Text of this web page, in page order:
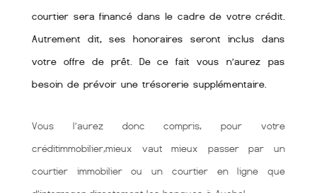
courtier sera financé dans le cadre de votre crédit.
Autrement dit, ses honoraires seront inclus dans
votre offre de prêt. De ce fait vous n’aurez pas
besoin de prévoir une trésorerie supplémentaire.
Vous l’aurez donc compris, pour votre
créditimmobilier,mieux vaut mieux passer par un
courtier immobilier ou un courtier en ligne que